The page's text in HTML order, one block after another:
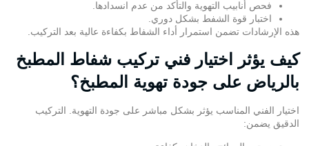
فحص أنابيب التهوية والتأكد من عدم انسدادها.
اختبار قوة الشفط بشكل دوري.
هذه الإرشادات تضمن استمرار أداء الشفاط بكفاءة عالية بعد التركيب.
كيف يؤثر اختيار فني تركيب شفاط المطبخ
بالرياض على جودة تهوية المطبخ؟
اختيار الفني المناسب يؤثر بشكل مباشر على جودة التهوية. التركيب
الدقيق يضمن: